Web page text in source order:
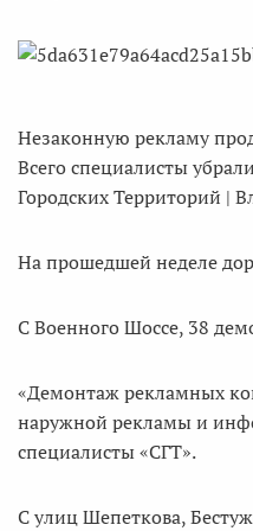
Незаконную рекламу
Всего специалисты
Городских Территорий |
На прошедшей неделе
С Военного Шоссе, 38
«Демонтаж рекламных
наружной рекламы и
специалисты «СГТ».
С улиц Шепеткова,